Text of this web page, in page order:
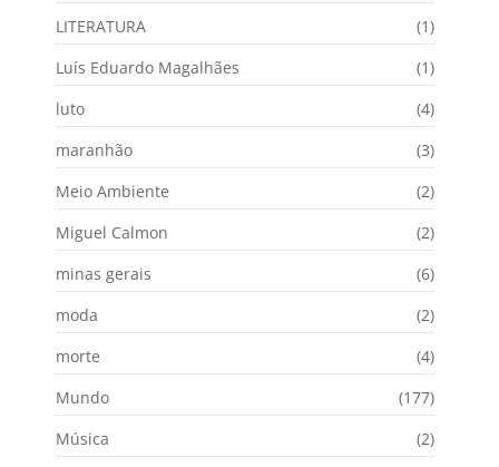
LITERATURA
(1)
Luís Eduardo Magalhães
(1)
luto
(4)
maranhão
(3)
Meio Ambiente
(2)
Miguel Calmon
(2)
minas gerais
(6)
moda
(2)
morte
(4)
Mundo
(177)
Música
(2)